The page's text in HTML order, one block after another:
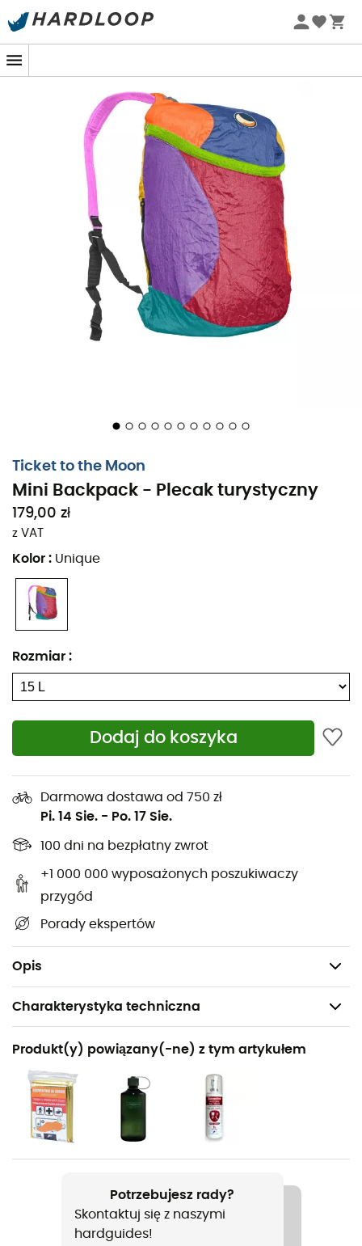
Letnie promocje 🔥 -5% DODATKOWO przy zakupie 2
Ticket to the Moon
Mini Backpack - Plecak turystyczny
179,00 zł
z VAT
Kolor : Unique
Rozmiar :
Dodaj do koszyka
Darmowa dostawa od 750 zł
Pi. 14 Sie. - Po. 17 Sie.
100 dni na bezpłatny zwrot
+1 000 000 wyposażonych poszukiwaczy
przygód
Porady ekspertów
Opis
Plecak turystyczny
Ticket to the
Moonto wszechstronny i kompaktowy towarzysz
podróży, odpowiedni na codzienne przygody i wypady
na świeżym powietrzu. Pomimo niewielkich rozmiarów,
komorą główną i ukrytą boczną kieszenią. Wykonany z
nylonu, szybko schnie i jest odporny na pleśń,
zapewniając niezawodną trwałość. Idealny na każdą
okazję, jest doskonałym prezentem dla miłośników
Pojemność: 15 litrów
Ładowność: maksymalnie 15 kg
Charakterystyka techniczna
Polecane dla
Turystyka piesza / Podróże / Codzienny użytek
Rodzaj
Mężczyźni / Kobiety
Ciężar
Nazwa produktu
Mini Backpack
Produkt(y) powiązany(-ne) z tym artykułem
Potrzebujesz rady?
Skontaktuj się z naszymi
hardguides!